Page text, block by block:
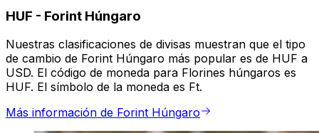
HUF - Forint Húngaro
Nuestras clasificaciones de divisas muestran que el tipo
de cambio de Forint Húngaro más popular es de HUF a
USD. El código de moneda para Florines húngaros es
HUF. El símbolo de la moneda es Ft.
Más información de Forint Húngaro